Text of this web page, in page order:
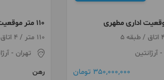
- آرژانتین
350,000,000 تومان
110 متر موقعیت اداری قائم مقام
110 متر / 4 اتاق / طبقه 2
تهران-
رهن